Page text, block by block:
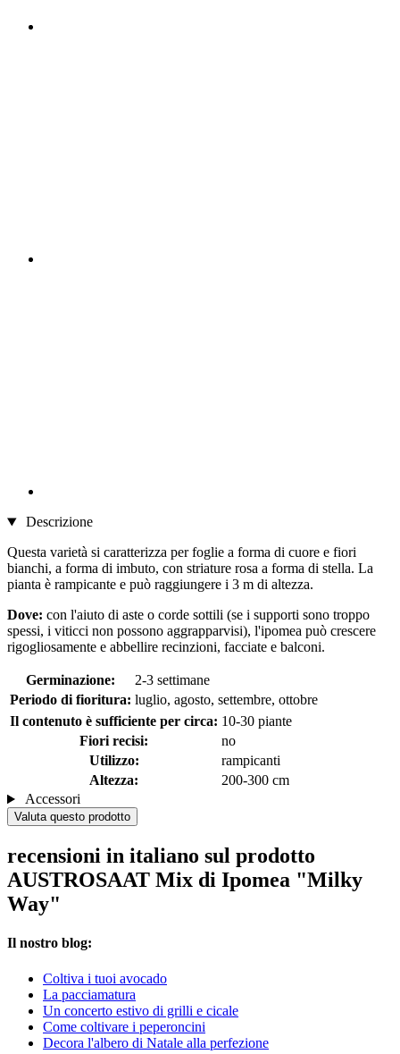
Descrizione
Questa varietà si caratterizza per foglie a forma di cuore e fiori
bianchi, a forma di imbuto, con striature rosa a forma di stella. La
pianta è rampicante e può raggiungere i 3 m di altezza.
Dove: con l'aiuto di aste o corde sottili (se i supporti sono troppo
spessi, i viticci non possono aggrapparvisi), l'ipomea può crescere
rigogliosamente e abbellire recinzioni, facciate e balconi.
Germinazione:
2-3 settimane
Periodo di fioritura: luglio, agosto, settembre, ottobre
Il contenuto è sufficiente per circa: 10-30 piante
Fiori recisi:
no
Utilizzo:
rampicanti
Altezza:
200-300 cm
Accessori
Valuta questo prodotto
recensioni in italiano sul prodotto
AUSTROSAAT Mix di Ipomea "Milky
Way"
Il nostro blog:
Coltiva i tuoi avocado
La pacciamatura
Un concerto estivo di grilli e cicale
Come coltivare i peperoncini
Decora l'albero di Natale alla perfezione